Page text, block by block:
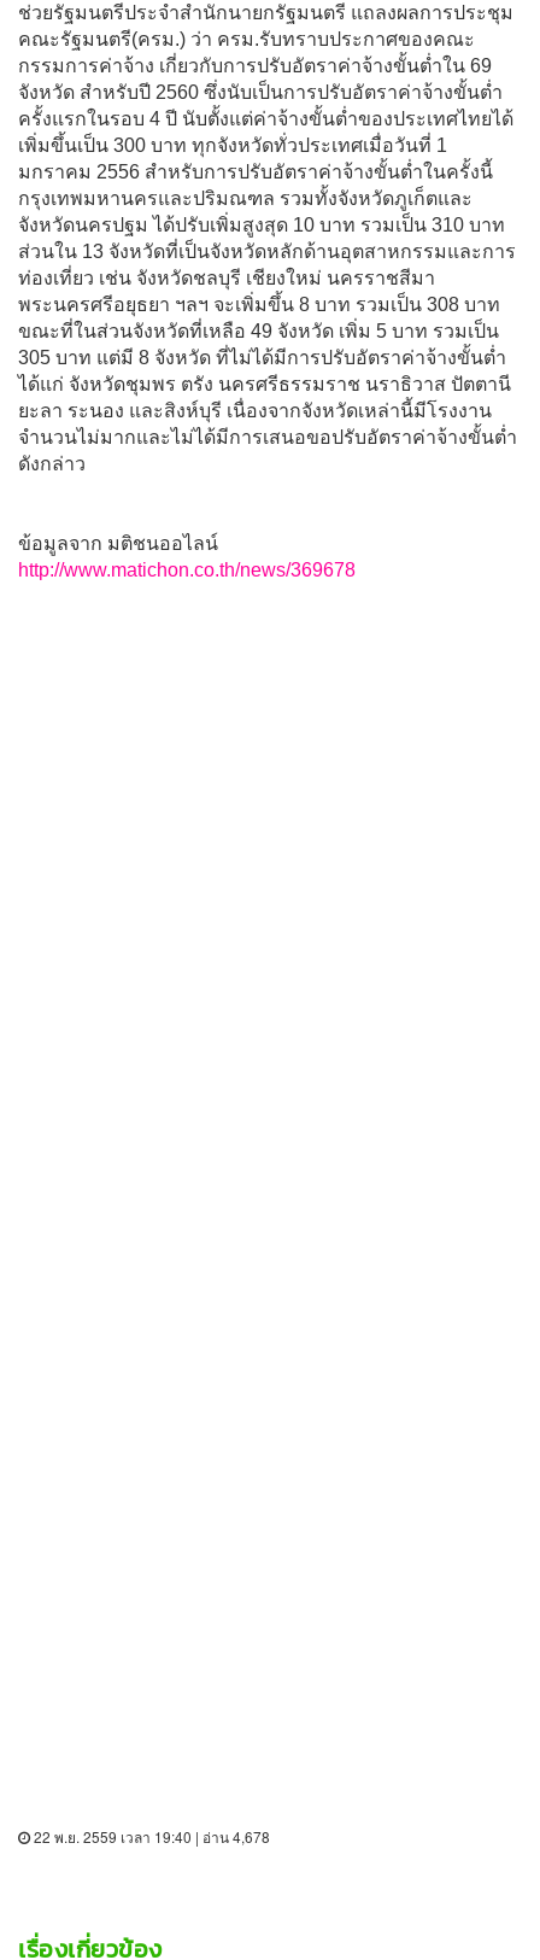
ช่วยรัฐมนตรีประจำสำนักนายกรัฐมนตรี แถลงผลการประชุม
คณะรัฐมนตรี(ครม.) ว่า ครม.รับทราบประกาศของคณะ
กรรมการค่าจ้าง เกี่ยวกับการปรับอัตราค่าจ้างขั้นต่ำใน 69
จังหวัด สำหรับปี 2560 ซึ่งนับเป็นการปรับอัตราค่าจ้างขั้นต่ำ
ครั้งแรกในรอบ 4 ปี นับตั้งแต่ค่าจ้างขั้นต่ำของประเทศไทยได้
เพิ่มขึ้นเป็น 300 บาท ทุกจังหวัดทั่วประเทศเมื่อวันที่ 1
มกราคม 2556 สำหรับการปรับอัตราค่าจ้างขั้นต่ำในครั้งนี้
กรุงเทพมหานครและปริมณฑล รวมทั้งจังหวัดภูเก็ตและ
จังหวัดนครปฐม ได้ปรับเพิ่มสูงสุด 10 บาท รวมเป็น 310 บาท
ส่วนใน 13 จังหวัดที่เป็นจังหวัดหลักด้านอุตสาหกรรมและการ
ท่องเที่ยว เช่น จังหวัดชลบุรี เชียงใหม่ นครราชสีมา
พระนครศรีอยุธยา ฯลฯ จะเพิ่มขึ้น 8 บาท รวมเป็น 308 บาท
ขณะที่ในส่วนจังหวัดที่เหลือ 49 จังหวัด เพิ่ม 5 บาท รวมเป็น
305 บาท แต่มี 8 จังหวัด ที่ไม่ได้มีการปรับอัตราค่าจ้างขั้นต่ำ
ได้แก่ จังหวัดชุมพร ตรัง นครศรีธรรมราช นราธิวาส ปัตตานี
ยะลา ระนอง และสิงห์บุรี เนื่องจากจังหวัดเหล่านี้มีโรงงาน
จำนวนไม่มากและไม่ได้มีการเสนอขอปรับอัตราค่าจ้างขั้นต่ำ
ดังกล่าว
ข้อมูลจาก มติชนออไลน์
http://www.matichon.co.th/news/369678
22 พ.ย. 2559 เวลา 19:40 | อ่าน 4,678
เรื่องเกี่ยวข้อง